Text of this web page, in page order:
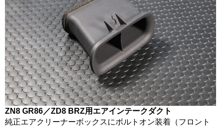
ZN8 GR86／ZD8 BRZ用エアインテークダクト
純正エアクリーナーボックスにボルトオン装着（フロント